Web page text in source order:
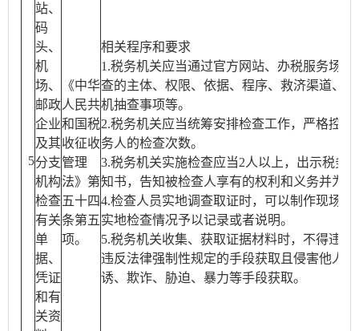
5
站、
码
头、
机
场、
邮政
企业
及其
分支
机构
检查
有关
单
据、
凭证
和有
关资
《中华
人民共
和国税
收征收
管理
法》第
五十四
条第五
项。
相关程序和要求
1.税务机关应当通过官方网站、办税服务场
查的主体、权限、依据、程序、救济渠道、
机抽查事项等。
2.税务机关应当统筹安排检查工作，严格控
务人的检查次数。
3.税务机关实施检查应当2人以上，出示税务
知书，告知被检查人享有的权利和义务并为
4.检查人员实地调查取证时，可以制作现场笔
实地检查情况予以记录或者说明。
5.税务机关收集、获取证据材料时，不得违
违反法律强制性规定的手段获取且侵害他人
诱、欺诈、胁迫、暴力等手段获取。